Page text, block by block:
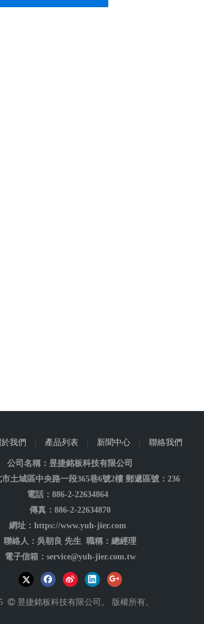
我們 產品列表 新聞中心 聯絡我們
公司名稱：昱捷銘板科技有限公司
土城區中央路一段365巷6號2樓 郵遞區號：236
電話：886-2-22634864
傳真：886-2-22634870
網址：https://www.yuh-jier.com
聯絡人：吳朝良 先生 職稱：總經理
電子信箱：service@yuh-jier.com.tw
 昱捷銘板科技有限公司。 版權所有。